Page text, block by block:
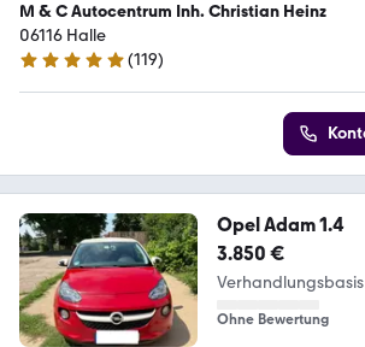
M & C Autocentrum Inh. Christian Heinz
06116 Halle
5 Sterne
(119)
Opel Adam 1.4
3.850 €
Verhandlungsbasis
Ohne Bewertung